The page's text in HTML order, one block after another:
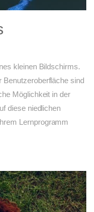
kleinen Bildschirms.
Benutzeroberfläche sind
Möglichkeit in der
diese niedlichen
Lernprogramm